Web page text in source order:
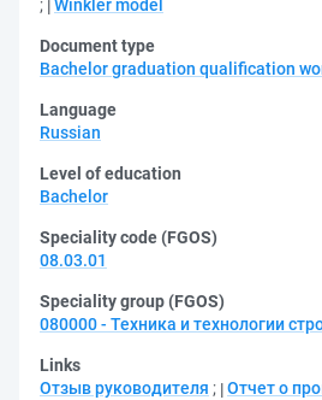
; Winkler model
Document type
Bachelor graduation qualification
Language
Russian
Level of education
Bachelor
Speciality code (FGOS)
08.03.01
Speciality group (FGOS)
080000 - Техника и технологии
Links
Отзыв руководителя ; Отчет о